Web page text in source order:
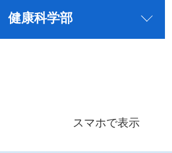
健康科学部
スマホで表示